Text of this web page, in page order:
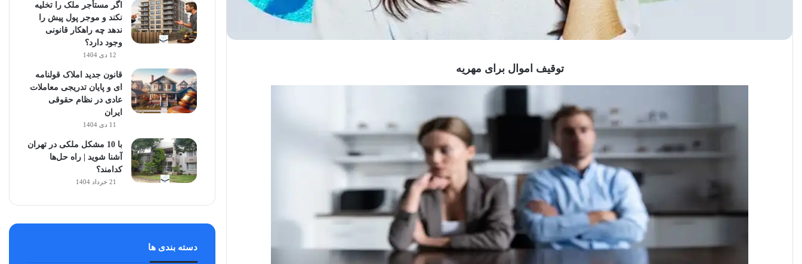
توقیف اموال برای مهریه
اگر مستأجر ملک را تخلیه
نکند و موجر پول پیش را
ندهد چه راهکار قانونی
وجود دارد؟
12 دی 1404
قانون جدید املاک قولنامه
ای و پایان تدریجی معاملات
عادی در نظام حقوقی
ایران
11 دی 1404
با 10 مشکل ملکی در تهران
آشنا شوید | راه حل‌ها
کدامند؟
21 خرداد 1404
دسته بندی ها